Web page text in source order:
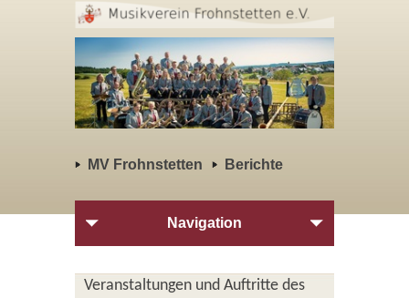
MV Frohnstetten Berichte
Navigation
Veranstaltungen und Auftritte des